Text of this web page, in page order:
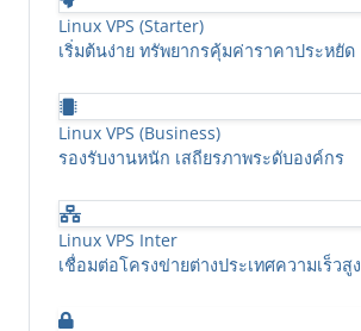
Linux VPS (Starter)
เริ่มต้นง่าย ทรัพยากรคุ้มค่าราคาประหยัด
Linux VPS (Business)
รองรับงานหนัก เสถียรภาพระดับองค์กร
Linux VPS Inter
เชื่อมต่อโครงข่ายต่างประเทศความเร็วสูง